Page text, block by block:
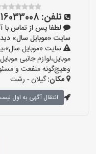
تلفن:
لطفا پس از تماس با
سایت «موبایل سال» دیده ام و کد
سایت «موبایل
موبایل،لوازم جانبی
وهیچ‌گونه منفعت و
مکان:گیلان - رشت
انتقال آگهی به اول